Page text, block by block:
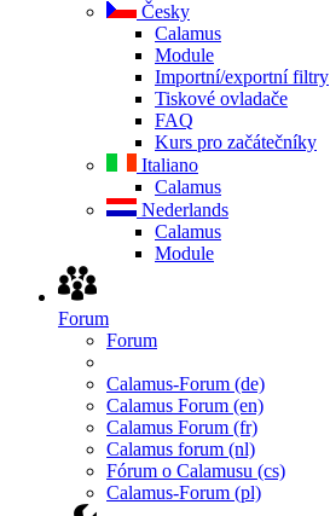
Česky
Calamus
Module
Importní/exportní filtry
Tiskové ovladače
FAQ
Kurs pro začátečníky
Italiano
Calamus
Nederlands
Calamus
Module
Forum
Forum
Calamus-Forum (de)
Calamus Forum (en)
Calamus Forum (fr)
Calamus forum (nl)
Fórum o Calamusu (cs)
Calamus-Forum (pl)